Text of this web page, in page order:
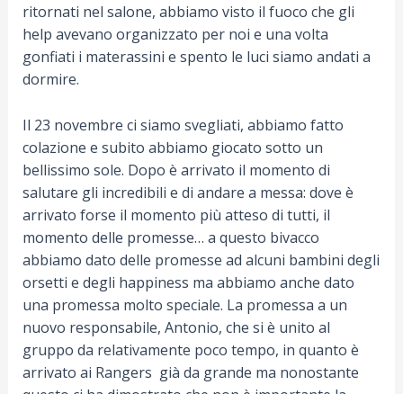
ritornati nel salone, abbiamo visto il fuoco che gli
help avevano organizzato per noi e una volta
gonfiati i materassini e spento le luci siamo andati a
dormire.
Il 23 novembre ci siamo svegliati, abbiamo fatto
colazione e subito abbiamo giocato sotto un
bellissimo sole. Dopo è arrivato il momento di
salutare gli incredibili e di andare a messa: dove è
arrivato forse il momento più atteso di tutti, il
momento delle promesse… a questo bivacco
abbiamo dato delle promesse ad alcuni bambini degli
orsetti e degli happiness ma abbiamo anche dato
una promessa molto speciale. La promessa a un
nuovo responsabile, Antonio, che si è unito al
gruppo da relativamente poco tempo, in quanto è
arrivato ai Rangers già da grande ma nonostante